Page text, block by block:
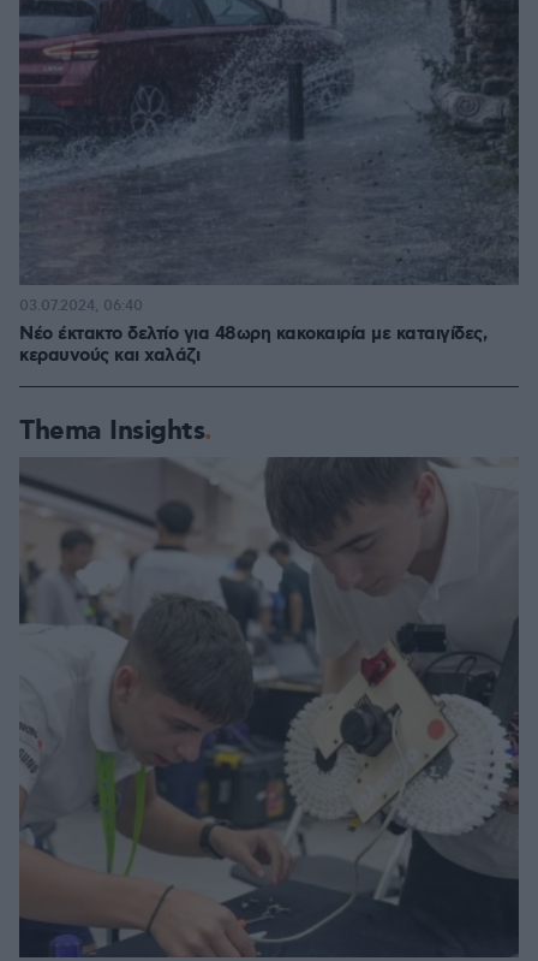
Νέο έκτακτο δελτίο για 48ωρη κακοκαιρία με καταιγίδες,
κεραυνούς και χαλάζι
03.07.2024, 06:40
Thema Insights